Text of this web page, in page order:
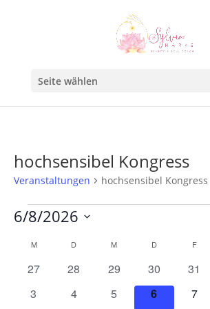
Seite wählen
hochsensibel Kongress
Veranstaltungen hochsensibel Kongress
6/8/2026
Kalender
von
Veranstaltungen
M D M D F
0
27
0
Veranstaltungen
28
0
Veranstaltungen
29
0
30
0
31
0
3
0
4
0
5
0
6
0
7